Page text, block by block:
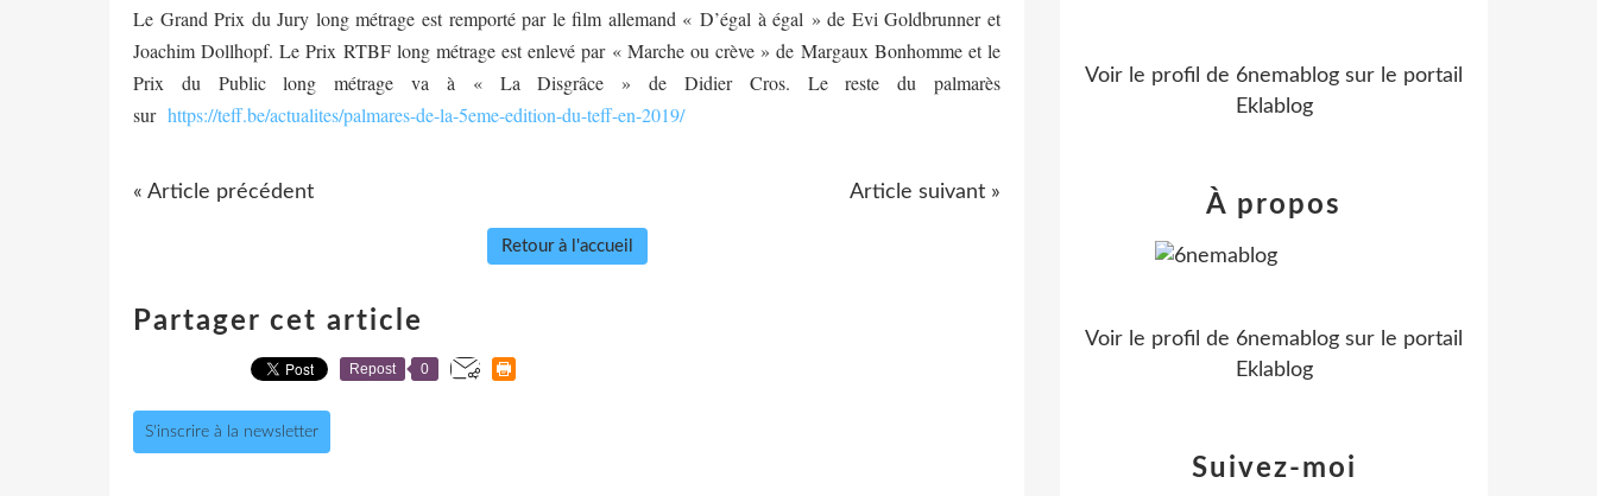
Le Grand Prix du Jury long métrage est remporté par le film allemand « D’égal à égal » de Evi Goldbrunner et
Joachim Dollhopf. Le Prix RTBF long métrage est enlevé par « Marche ou crève » de Margaux Bonhomme et le
Prix du Public long métrage va à « La Disgrâce » de Didier Cros. Le reste du palmarès
sur https://teff.be/actualites/palmares-de-la-5eme-edition-du-teff-en-2019/
« Article précédent Article suivant »
Retour à l'accueil
Partager cet article
Repost 0
S'inscrire à la newsletter
Voir le profil de 6nemablog sur le portail
Eklablog
Suivez-moi
À propos
Voir le profil de 6nemablog sur le portail
Eklablog